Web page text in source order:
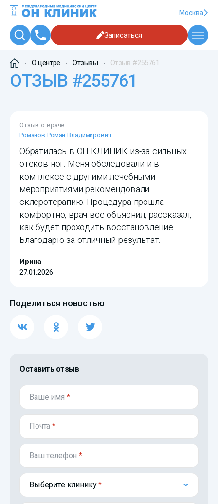
Москва
Записаться
О центре Отзывы Отзыв #255761
ОТЗЫВ #255761
Отзыв о враче:
Романов Роман Владимирович
Обратилась в ОН КЛИНИК из-за сильных
отеков ног. Меня обследовали и в
комплексе с другими лечебными
мероприятиями рекомендовали
склеротерапию. Процедура прошла
комфортно, врач все объяснил, рассказал,
как будет проходить восстановление.
Благодарю за отличный результат.
Ирина
27.01.2026
Поделиться новостью
Оставить отзыв
Ваше имя *
Почта*
Ваш телефон*
Выберите клинику